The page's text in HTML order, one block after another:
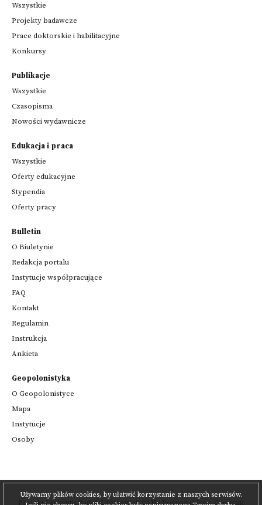
Używamy plików cookies, by ułatwić korzystanie z naszych serwisów.
Wszystkie
Projekty badawcze
Prace doktorskie i habilitacyjne
Konkursy
Publikacje
Wszystkie
Czasopisma
Nowości wydawnicze
Edukacja i praca
Wszystkie
Oferty edukacyjne
Stypendia
Oferty pracy
Bulletin
O Biuletynie
Redakcja portalu
Instytucje współpracujące
FAQ
Kontakt
Regulamin
Instrukcja
Ankieta
Geopolonistyka
O Geopolonistyce
Mapa
Instytucje
Osoby
ProjektInstytutu Badań Literackich PANiPoznańskiego Centrum